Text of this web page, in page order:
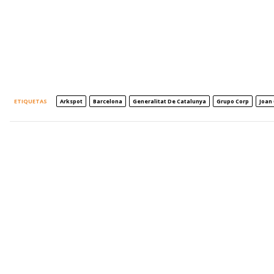
ETIQUETAS Arkspot Barcelona Generalitat De Catalunya Grupo Corp Joan